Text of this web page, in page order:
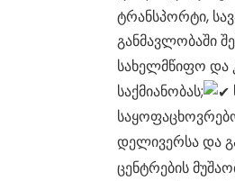
ტრანსპორტი,
განმავლობაში
სახელმწიფო და
საქმიანობას;
საყოფაცხოვრებო
დელივერსა და
ცენტრების